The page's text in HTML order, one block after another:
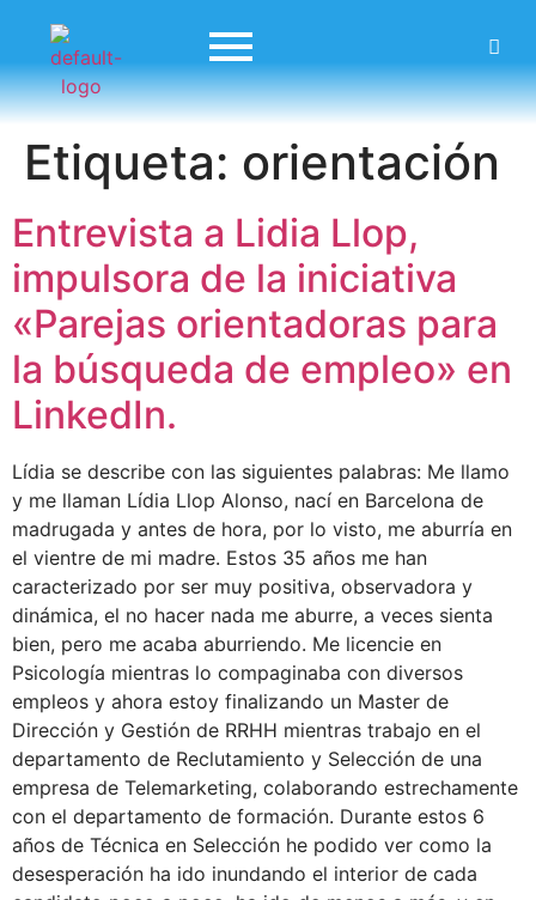
Etiqueta: orientación
Entrevista a Lidia Llop,
impulsora de la iniciativa
«Parejas orientadoras para
la búsqueda de empleo» en
LinkedIn.
Lídia se describe con las siguientes palabras: Me llamo
y me llaman Lídia Llop Alonso, nací en Barcelona de
madrugada y antes de hora, por lo visto, me aburría en
el vientre de mi madre. Estos 35 años me han
caracterizado por ser muy positiva, observadora y
dinámica, el no hacer nada me aburre, a veces sienta
bien, pero me acaba aburriendo. Me licencie en
Psicología mientras lo compaginaba con diversos
empleos y ahora estoy finalizando un Master de
Dirección y Gestión de RRHH mientras trabajo en el
departamento de Reclutamiento y Selección de una
empresa de Telemarketing, colaborando estrechamente
con el departamento de formación. Durante estos 6
años de Técnica en Selección he podido ver como la
desesperación ha ido inundando el interior de cada